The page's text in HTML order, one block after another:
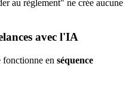
au règlement" ne crée aucune
avec l'IA
en séquence